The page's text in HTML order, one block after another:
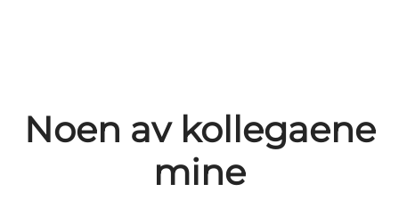
Noen av kollegaene
mine